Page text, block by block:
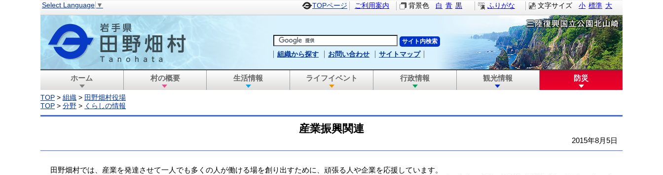
文字サイズ 小 標準 大
Select Language ▼ TOPページ ご利用案内 背景色 白 青 黒 ふりがな
組織から探す お問い合わせ サイトマップ
ホーム 村の概要 生活情報 ライフイベント 行政情報 観光情報 防災
TOP > 組織 > 田野畑村役場
TOP > 分野 > くらしの情報
産業振興関連
2015年8月5日
田野畑村では、産業を発達させて一人でも多くの人が働ける場を創り出すために、頑張る人や企業を応援しています。